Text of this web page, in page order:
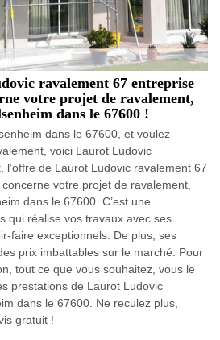
ravalement 67 entreprise
votre projet de ravalement,
dans le 67600 !
dans le 67600, et voulez
voici Laurot Ludovic
l’offre de Laurot Ludovic ravalement 67
votre projet de ravalement,
dans le 67600. C’est une
qui réalise vos travaux avec ses
faire exceptionnels. De plus, ses
prix imbattables sur le marché. Pour
tout ce que vous souhaitez, vous le
prestations de Laurot Ludovic
dans le 67600. Ne reculez plus,
gratuit !